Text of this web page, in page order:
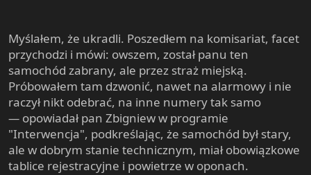
Myślałem, że ukradli. Poszedłem na komisariat, facet
przychodzi i mówi: owszem, został panu ten
samochód zabrany, ale przez straż miejską.
Próbowałem tam dzwonić, nawet na alarmowy i nie
raczył nikt odebrać, na inne numery tak samo
— opowiadał pan Zbigniew w programie
"Interwencja", podkreślając, że samochód był stary,
ale w dobrym stanie technicznym, miał obowiązkowe
tablice rejestracyjne i powietrze w oponach.